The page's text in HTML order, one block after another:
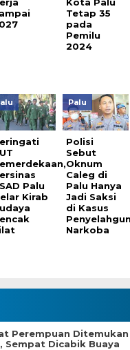
Tetap 35
pada
Pemilu
2024
Palu
Kirab
Palu
Polisi
Sebut
Oknum
Caleg di
Palu Hanya
Jadi Saksi
di Kasus
Narkoba
Perempuan
Sempat Dicabik Buaya